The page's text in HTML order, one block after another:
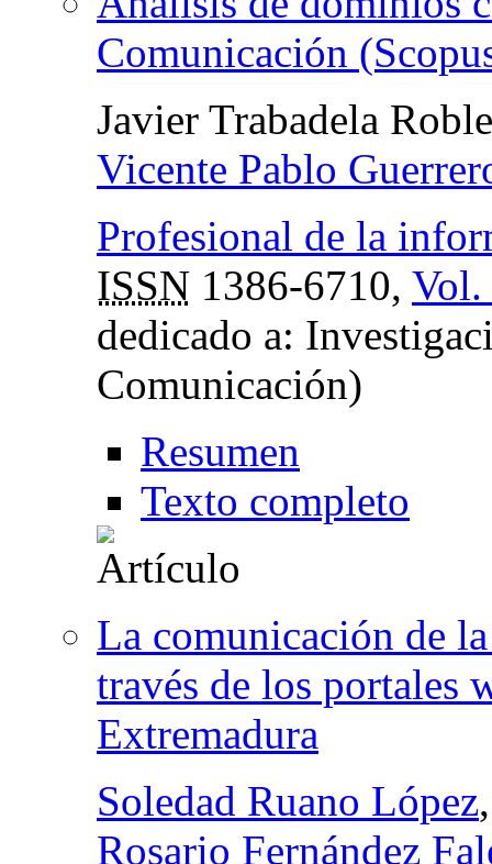
Comunicación
Javier Trabadela
Vicente Pablo
Profesional de la
ISSN 1386-6710, Vol.
dedicado a:
Comunicación)
Resumen
Texto completo
La comunicación de
través de los portales
Extremadura
Soledad Ruano López
Rosario Fernández